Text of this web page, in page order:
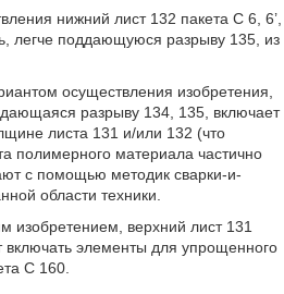
нижний лист 132 пакета С 6, 6’,
легче поддающуюся разрыву 135, из
осуществления изобретения,
разрыву 134, 135, включает
листа 131 и/или 132 (что
полимерного материала частично
с помощью методик сварки-и-
области техники.
изобретением, верхний лист 131
включать элементы для упрощенного
С 160.